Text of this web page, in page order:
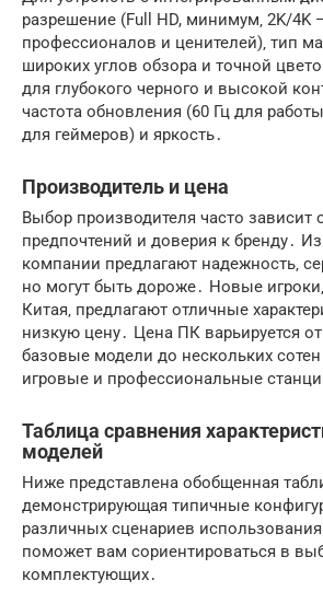
разрешение (Full HD, минимум‚ 2K/4K
профессионалов и ценителей)‚ тип
широких углов обзора и точной
для глубокого черного и высокой
частота обновления (60 Гц для
для геймеров) и яркость․
Производитель и цена
Выбор производителя часто зависит
предпочтений и доверия к бренду․
компании предлагают надежность‚
но могут быть дороже․ Новые
Китая‚ предлагают отличные
низкую цену․ Цена ПК варьируется
базовые модели до нескольких
игровые и профессиональные
Таблица сравнения
моделей
Ниже представлена обобщенная
демонстрирующая типичные
различных сценариев использования
поможет вам сориентироваться в
комплектующих․